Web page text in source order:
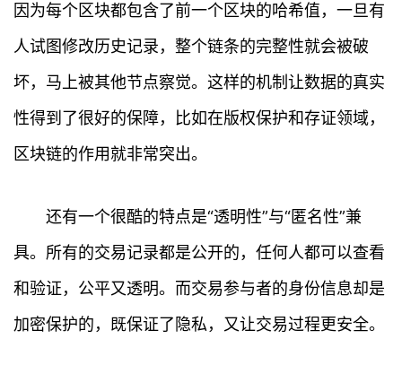
因为每个区块都包含了前一个区块的哈希值，一旦有
人试图修改历史记录，整个链条的完整性就会被破
坏，马上被其他节点察觉。这样的机制让数据的真实
性得到了很好的保障，比如在版权保护和存证领域，
区块链的作用就非常突出。
还有一个很酷的特点是“透明性”与“匿名性”兼
具。所有的交易记录都是公开的，任何人都可以查看
和验证，公平又透明。而交易参与者的身份信息却是
加密保护的，既保证了隐私，又让交易过程更安全。